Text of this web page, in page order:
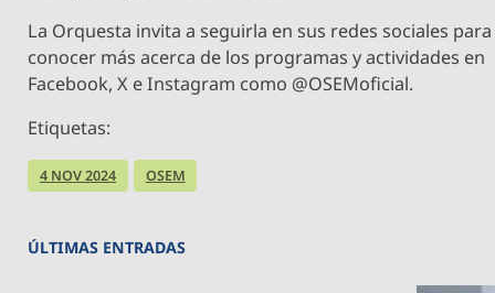
La Orquesta invita a seguirla en sus redes sociales para
conocer más acerca de los programas y actividades en
Facebook, X e Instagram como @OSEMoficial.
Etiquetas:
4 NOV 2024 OSEM
ÚLTIMAS ENTRADAS